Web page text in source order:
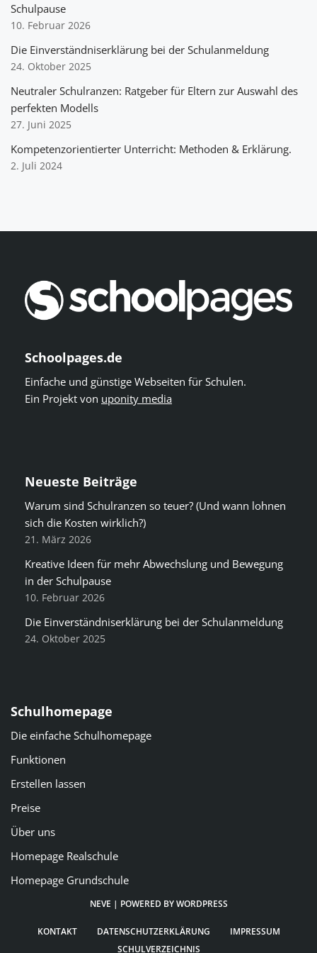
Schulpause
10. Februar 2026
Die Einverständniserklärung bei der Schulanmeldung
24. Oktober 2025
Neutraler Schulranzen: Ratgeber für Eltern zur Auswahl des
perfekten Modells
27. Juni 2025
Kompetenzorientierter Unterricht: Methoden & Erklärung.
2. Juli 2024
Schoolpages.de
Einfache und günstige Webseiten für Schulen.
Ein Projekt von uponity media
Neueste Beiträge
Warum sind Schulranzen so teuer? (Und wann lohnen
sich die Kosten wirklich?)
21. März 2026
Kreative Ideen für mehr Abwechslung und Bewegung
in der Schulpause
10. Februar 2026
Die Einverständniserklärung bei der Schulanmeldung
24. Oktober 2025
Schulhomepage
Die einfache Schulhomepage
Funktionen
Erstellen lassen
Preise
Über uns
Homepage Realschule
Homepage Grundschule
NEVE | POWERED BYWORDPRESS
KONTAKT DATENSCHUTZERKLÄRUNG
IMPRESSUM
SCHULVERZEICHNIS